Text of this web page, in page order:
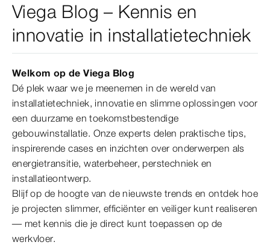
Viega Blog – Kennis en
innovatie in installatietechniek
Welkom op de Viega Blog
Dé plek waar we je meenemen in de wereld van
installatietechniek, innovatie en slimme oplossingen voor
een duurzame en toekomstbestendige
gebouwinstallatie. Onze experts delen praktische tips,
inspirerende cases en inzichten over onderwerpen als
energietransitie, waterbeheer, perstechniek en
installatieontwerp.
Blijf op de hoogte van de nieuwste trends en ontdek hoe
je projecten slimmer, efficiënter en veiliger kunt realiseren
— met kennis die je direct kunt toepassen op de
werkvloer.